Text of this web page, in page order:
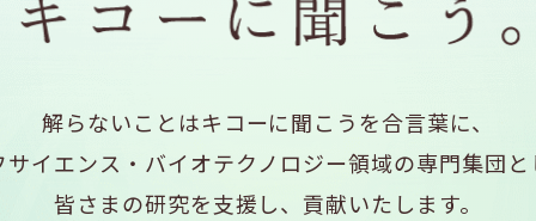
解らないことはキコーに聞こうを合言葉に、
サイエンス・バイオテクノロジー領域の専門集団と
皆さまの研究を支援し、貢献いたします。